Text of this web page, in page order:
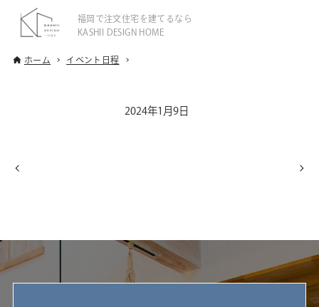
福岡で注文住宅を建てるなら
KASHII DESIGN HOME
ホーム イベント日程
2024年1月9日